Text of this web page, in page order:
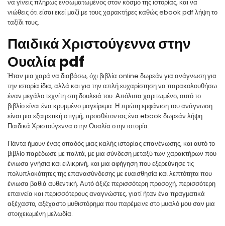
να γίνεις πλήρως ενσωματωμένος στον κόσμο της ιστορίας, και να
νιώθεις ότι είσαι εκεί μαζί με τους χαρακτήρες καθώς ebook pdf λήψη το
ταξίδι τους.
Παιδικά Χριστούγεννα στην
Ουαλία pdf
Ήταν μια χαρά να διαβάσω, όχι βιβλία online δωρεάν για ανάγνωση για
την ιστορία ίδια, αλλά και για την απλή ευχαρίστηση να παρακολουθήσω
έναν μεγάλο τεχνίτη στη δουλειά του. Απόλυτα χαριτωμένο, αυτό το
βιβλίο είναι ένα κρυμμένο μαγείρεμα. Η πρώτη εμφάνιση του ανάγνωση
είναι μια εξαιρετική στιγμή, προσθέτοντας ένα ebook δωρεάν λήψη
Παιδικά Χριστούγεννα στην Ουαλία στην ιστορία.
Πάντα ήμουν ένας οπαδός μιας καλής ιστορίας επανένωσης, και αυτό το
βιβλίο παρέδωσε με παλτά, με μια σύνδεση μεταξύ των χαρακτήρων που
ένιωσα γνήσια και ειλικρινή, και μια αφήγηση που εξερεύνησε τις
πολυπλοκότητες της επανασύνδεσης με ευαισθησία και λεπτότητα που
ένιωσα βαθιά αυθεντική. Αυτό άξιζε περισσότερη προσοχή, περισσότερη
επαινεία και περισσότερους αναγνώστες, γιατί ήταν ένα πραγματικά
αξέχαστο, αξέχαστο μυθιστόρημα που παρέμεινε στο μυαλό μου σαν μια
στοιχειωμένη μελωδία.